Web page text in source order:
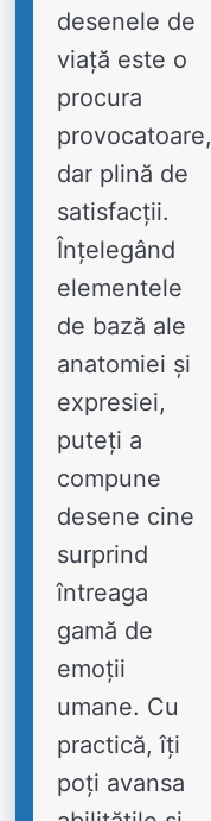
desenele de
viață este o
procura
provocatoare,
dar plină de
satisfacții.
Înțelegând
elementele
de bază ale
anatomiei și
expresiei,
puteți a
compune
desene cine
surprind
întreaga
gamă de
emoții
umane. Cu
practică, îți
poți avansa